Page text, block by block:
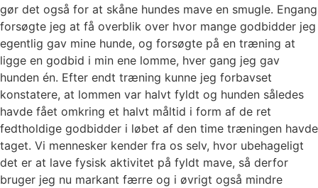
gør det også for at skåne hundes mave en smugle. Engang
forsøgte jeg at få overblik over hvor mange godbidder jeg
egentlig gav mine hunde, og forsøgte på en træning at
ligge en godbid i min ene lomme, hver gang jeg gav
hunden én. Efter endt træning kunne jeg forbavset
konstatere, at lommen var halvt fyldt og hunden således
havde fået omkring et halvt måltid i form af de ret
fedtholdige godbidder i løbet af den time træningen havde
taget. Vi mennesker kender fra os selv, hvor ubehageligt
det er at lave fysisk aktivitet på fyldt mave, så derfor
bruger jeg nu markant færre og i øvrigt også mindre